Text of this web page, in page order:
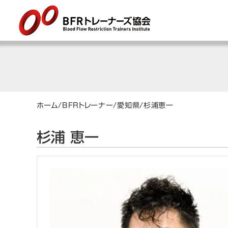
ホーム/BFRトレーナー/愛知県/杉浦恵一
杉浦 恵一